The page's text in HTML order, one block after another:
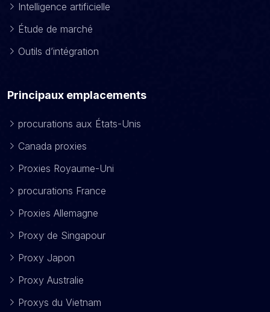
Intelligence artificielle
Étude de marché
Outils d’intégration
Principaux emplacements
procurations aux États-Unis
Canada proxies
Proxies Royaume-Uni
procurations France
Proxies Allemagne
Proxy de Singapour
Proxy Japon
Proxy Australie
Proxys du Vietnam